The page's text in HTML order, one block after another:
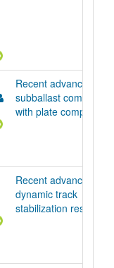
Recent advances in
subballast compaction
with plate compactors
Recent advances in
dynamic track
stabilization research